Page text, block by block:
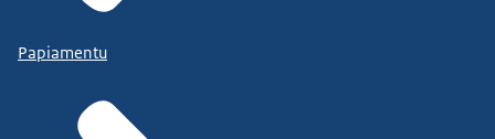
Papiamentu